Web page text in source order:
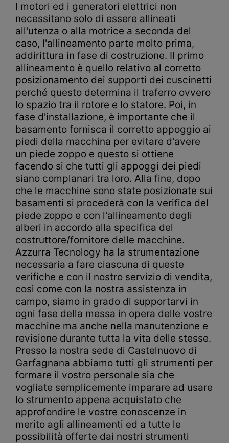
I motori ed i generatori elettrici non
necessitano solo di essere allineati
all'utenza o alla motrice a seconda del
caso, l'allineamento parte molto prima,
addirittura in fase di costruzione. Il primo
allineamento è quello relativo al corretto
posizionamento dei supporti dei cuscinetti
perché questo determina il traferro ovvero
lo spazio tra il rotore e lo statore. Poi, in
fase d'installazione, è importante che il
basamento fornisca il corretto appoggio ai
piedi della macchina per evitare d'avere
un piede zoppo e questo si ottiene
facendo si che tutti gli appoggi dei piedi
siano complanari tra loro. Alla fine, dopo
che le macchine sono state posizionate sui
basamenti si procederà con la verifica del
piede zoppo e con l'allineamento degli
alberi in accordo alla specifica del
costruttore/fornitore delle macchine.
Azzurra Tecnology ha la strumentazione
necessaria a fare ciascuna di queste
verifiche e con il nostro servizio di vendita,
così come con la nostra assistenza in
campo, siamo in grado di supportarvi in
ogni fase della messa in opera delle vostre
macchine ma anche nella manutenzione e
revisione durante tutta la vita delle stesse.
Presso la nostra sede di Castelnuovo di
Garfagnana abbiamo tutti gli strumenti per
formare il vostro personale sia che
vogliate semplicemente imparare ad usare
lo strumento appena acquistato che
approfondire le vostre conoscenze in
merito agli allineamenti ed a tutte le
possibilità offerte dai nostri strumenti